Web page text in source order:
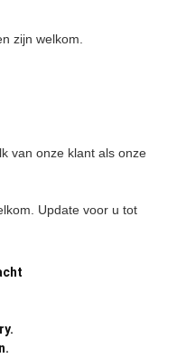
zijn welkom.
van onze klant als onze
Update voor u tot